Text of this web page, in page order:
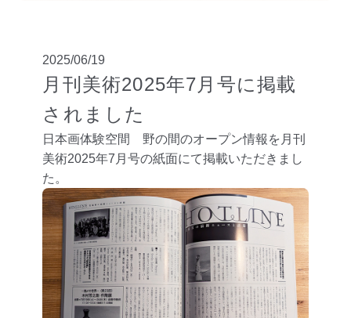
2025/06/19
月刊美術2025年7月号に掲載
されました
日本画体験空間 野の間のオープン情報を月刊
美術2025年7月号の紙面にて掲載いただきまし
た。